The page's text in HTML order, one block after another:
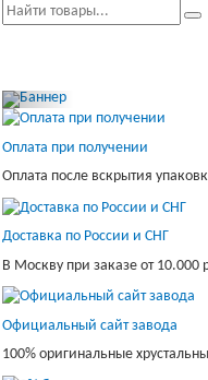
Оплата при получении
Оплата после вскрытия
Доставка по России и СНГ
В Москву при заказе от 10.000
Официальный сайт завода
100% оригинальные